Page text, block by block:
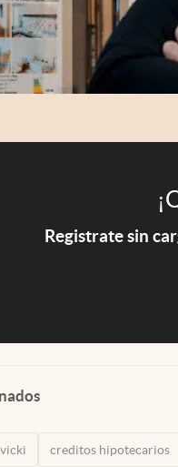
Registrate sin
creditos hipotecarios